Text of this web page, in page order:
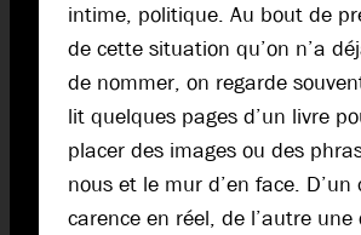
intime, politique. Au bout de
de cette situation qu’on n’a
de nommer, on regarde
lit quelques pages d’un livre
placer des images ou des
nous et le mur d’en face. D’un
carence en réel, de l’autre une